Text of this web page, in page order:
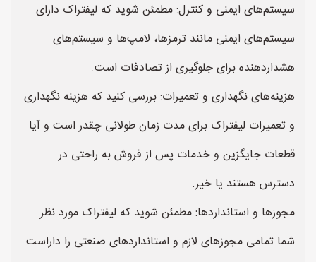
سیستم‌های ایمنی و کنترل: مطمئن شوید که لیفتراک دارای
سیستم‌های ایمنی مانند ترمزها، لامپ‌ها و سیستم‌های
هشداردهنده برای جلوگیری از تصادفات است.
هزینه‌های نگهداری و تعمیرات: بررسی کنید که هزینه نگهداری
و تعمیرات لیفتراک برای مدت زمان طولانی چقدر است و آیا
قطعات جایگزین و خدمات پس از فروش به راحتی در
دسترس هستند یا خیر.
مجوز‌ها و استانداردها: مطمئن شوید که لیفتراک مورد نظر
شما تمامی مجوزهای لازم و استانداردهای صنعتی را داراست